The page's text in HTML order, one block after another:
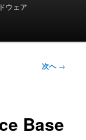
ウェア
次へ→
Base